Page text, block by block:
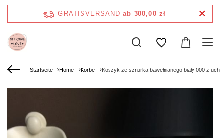
GRATISVERSAND ab 300,00 zł
Startseite Home Körbe Koszyk ze sznurka bawełnianego biały 000 z